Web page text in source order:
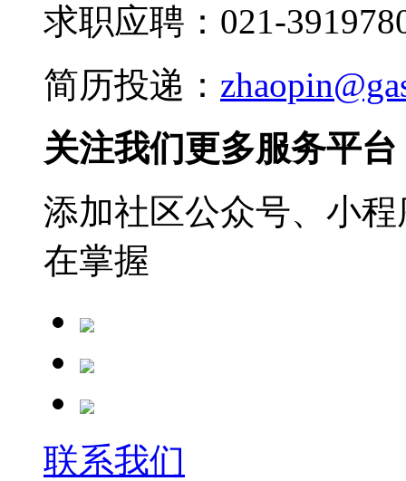
求职应聘：021-
简历投递：
关注我们更多服务平台
添加社区公众号、小
在掌握
联系我们